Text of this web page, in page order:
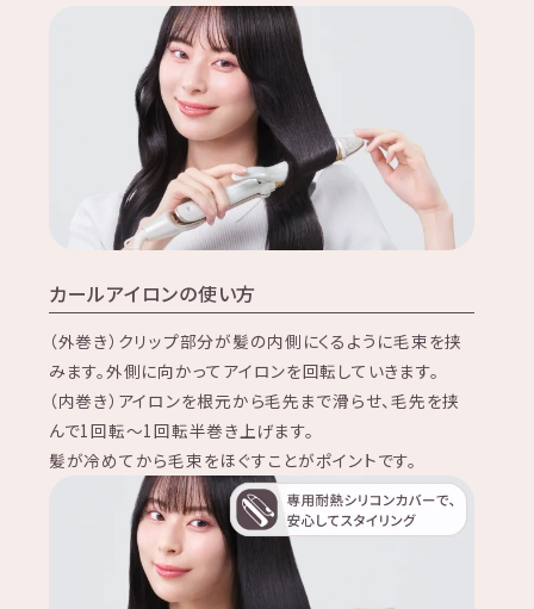
カールアイロンの使い方
（外巻き）クリップ部分が髪の内側にくるように毛束を挟
みます。外側に向かってアイロンを回転していきます。
（内巻き）アイロンを根元から毛先まで滑らせ、毛先を挟
んで1回転～1回転半巻き上げます。
髪が冷めてから毛束をほぐすことがポイントです。